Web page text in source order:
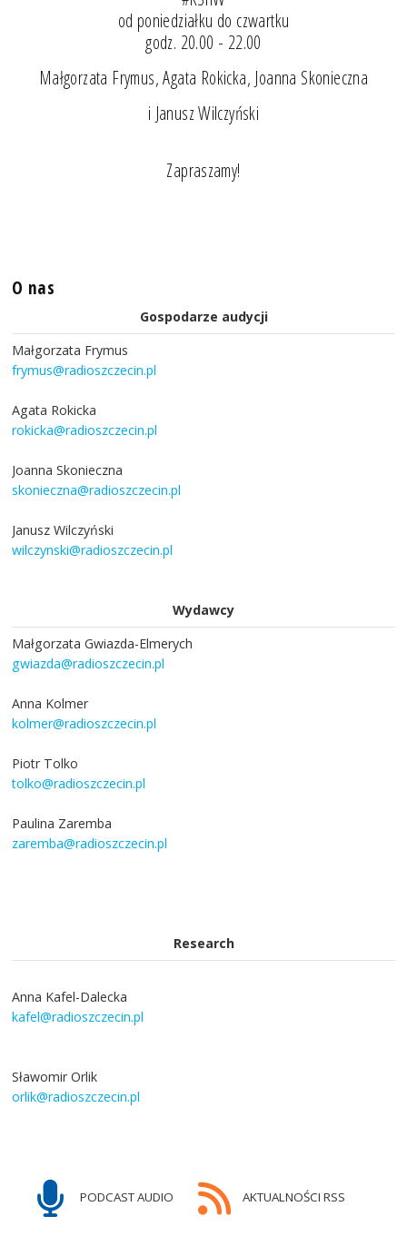
od poniedziałku do czwartku
godz. 20.00 - 22.00
Małgorzata Frymus, Agata Rokicka, Joanna Skonieczna
i Janusz Wilczyński
Zapraszamy!
O nas
Gospodarze audycji
Małgorzata Frymus
frymus@radioszczecin.pl
Agata Rokicka
rokicka@radioszczecin.pl
Joanna Skonieczna
skonieczna@radioszczecin.pl
Janusz Wilczyński
wilczynski@radioszczecin.pl
Wydawcy
Małgorzata Gwiazda-Elmerych
gwiazda@radioszczecin.pl
Anna Kolmer
kolmer@radioszczecin.pl
Piotr Tolko
tolko@radioszczecin.pl
Paulina Zaremba
zaremba@radioszczecin.pl
Research
Anna Kafel-Dalecka
kafel@radioszczecin.pl
Sławomir Orlik
orlik@radioszczecin.pl
PODCAST AUDIO AKTUALNOŚCI RSS